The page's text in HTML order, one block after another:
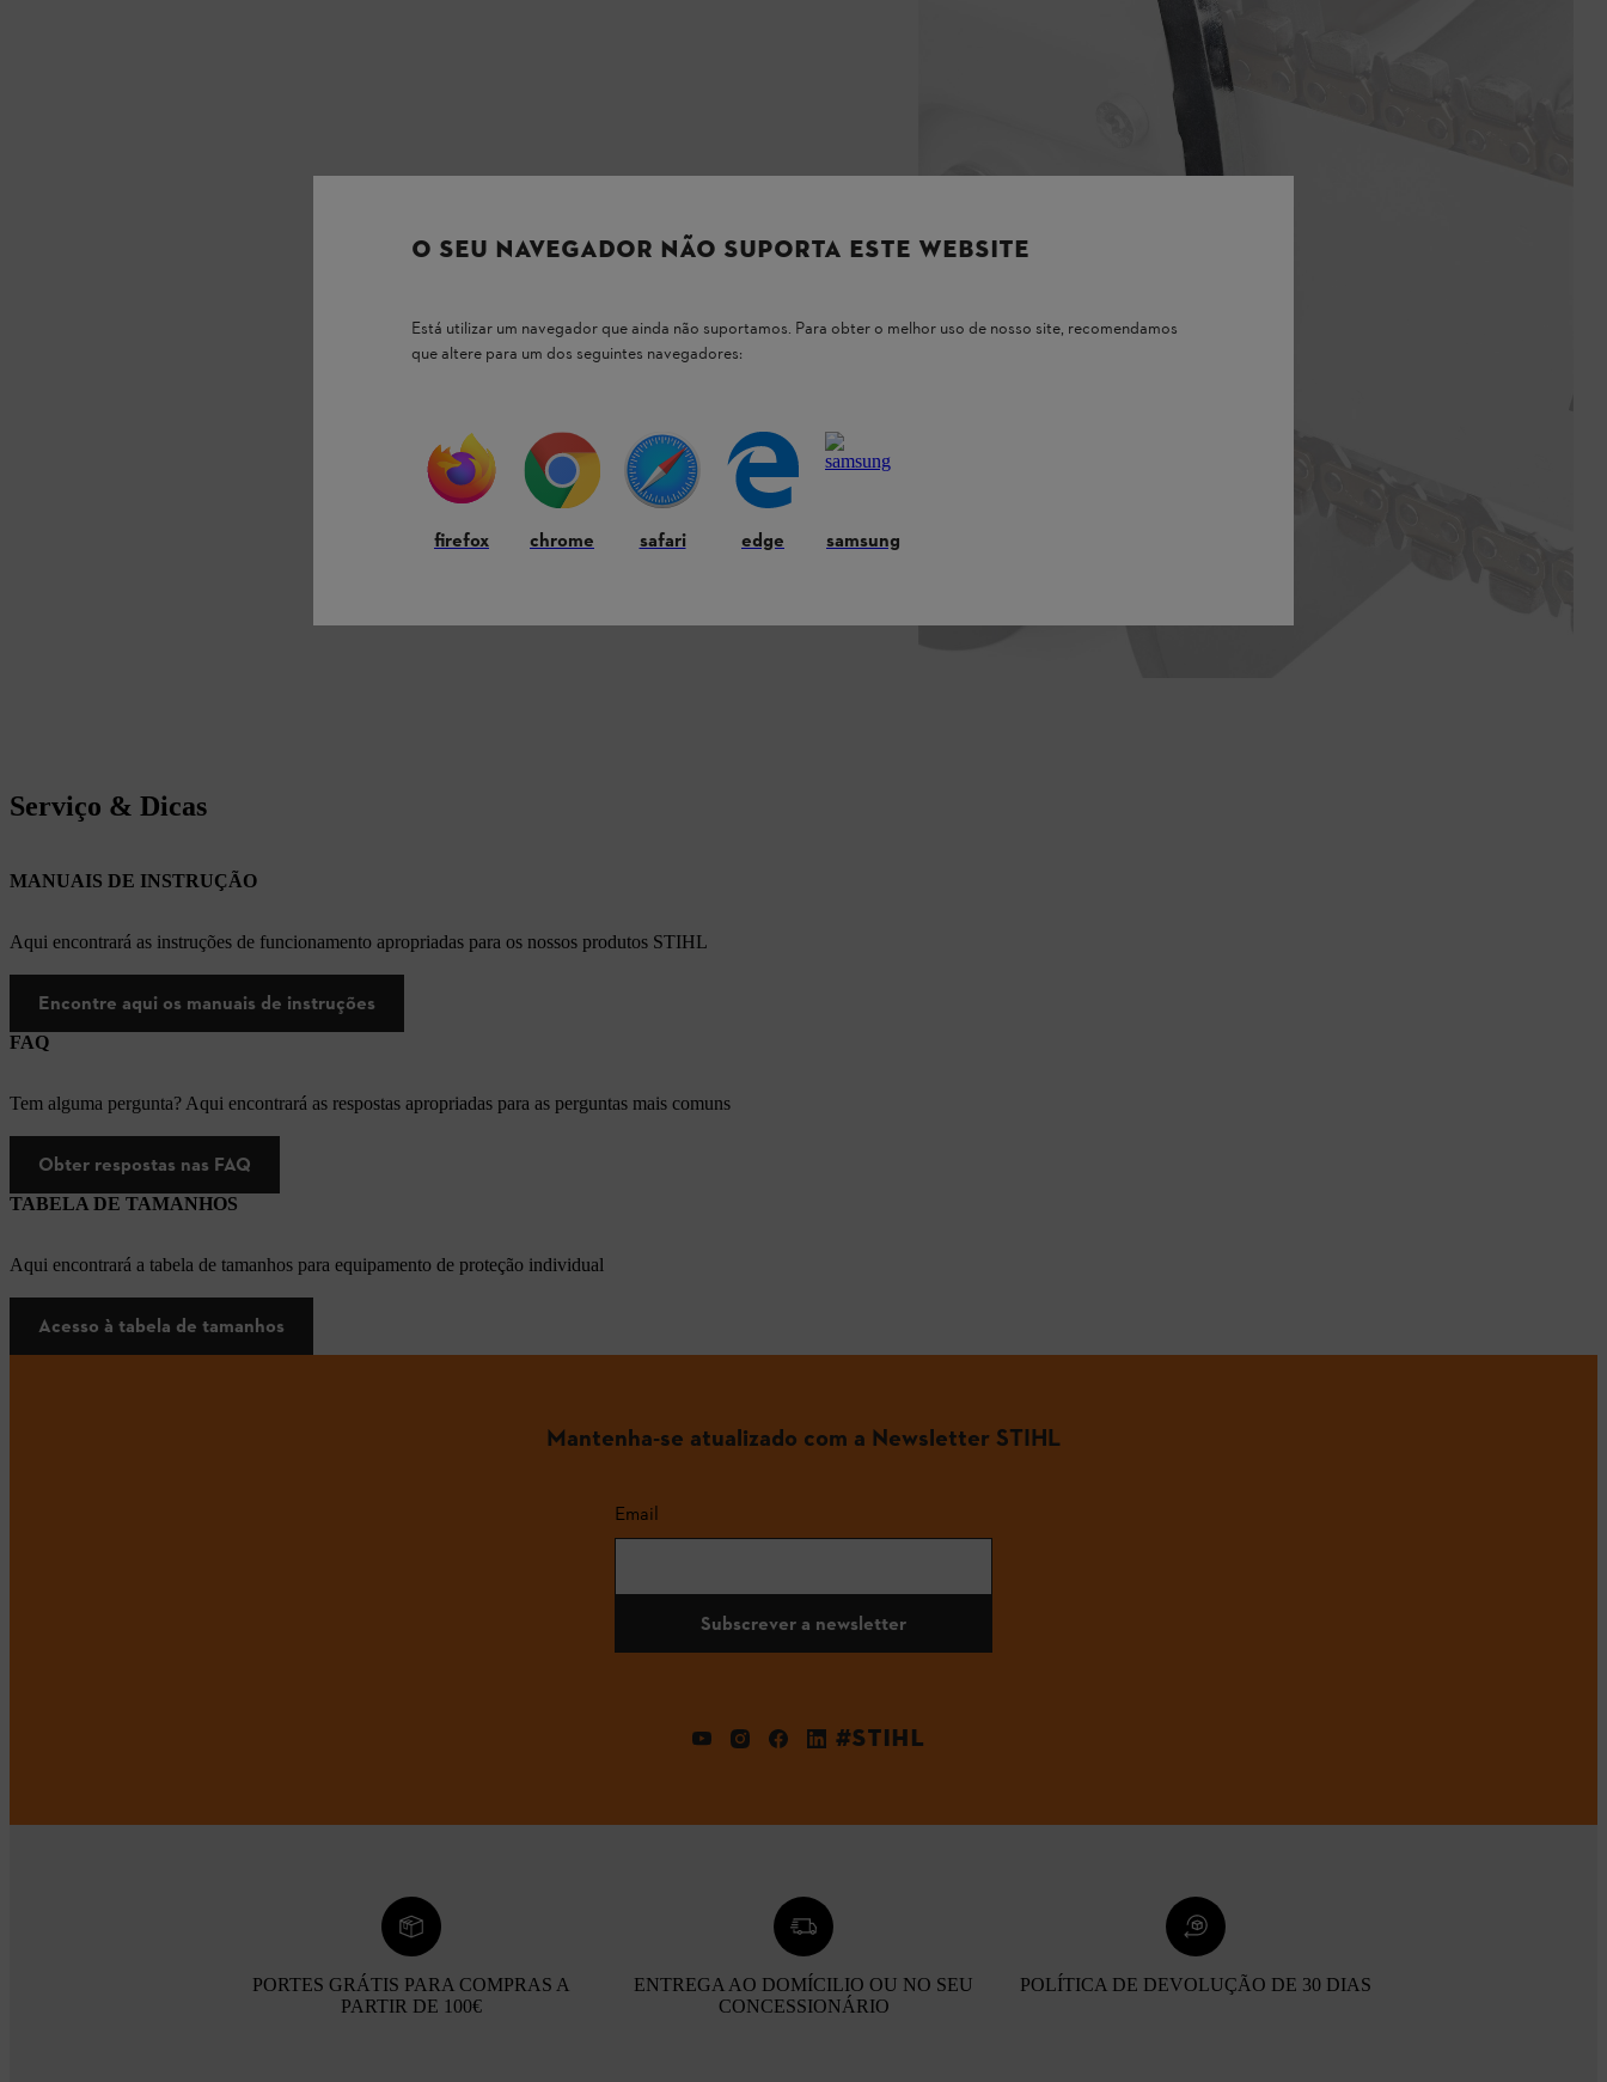
Serviço & Dicas
MANUAIS DE INSTRUÇÃO
Aqui encontrará as instruções de funcionamento apropriadas para os nossos produtos STIHL
Encontre aqui os manuais de instruções
FAQ
Tem alguma pergunta? Aqui encontrará as respostas apropriadas para as perguntas mais comuns
Obter respostas nas FAQ
TABELA DE TAMANHOS
Aqui encontrará a tabela de tamanhos para equipamento de proteção individual
Acesso à tabela de tamanhos
Mantenha-se atualizado com a Newsletter STIHL
Email
Subscrever a newsletter
#STIHL
PORTES GRÁTIS PARA COMPRAS A
PARTIR DE 100€
ENTREGA AO DOMÍCILIO OU NO SEU
CONCESSIONÁRIO
POLÍTICA DE DEVOLUÇÃO DE 30 DIAS
O SEU NAVEGADOR NÃO SUPORTA ESTE WEBSITE
Está utilizar um navegador que ainda não suportamos. Para obter o melhor uso de nosso site, recomendamos
que altere para um dos seguintes navegadores:
firefox chrome safari edge samsung